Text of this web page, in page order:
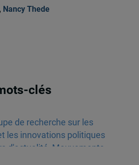
Nancy Thede
clés
de recherche sur les
les innovations politiques
d'actualité Mouvements